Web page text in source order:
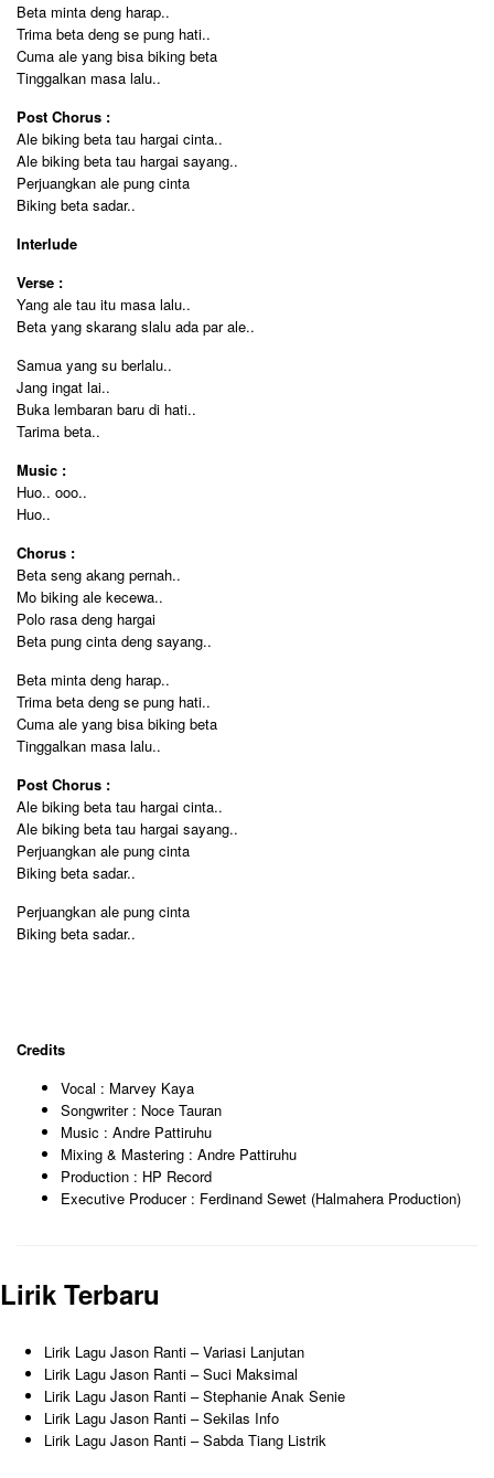
Beta minta deng harap..
Trima beta deng se pung hati..
Cuma ale yang bisa biking beta
Tinggalkan masa lalu..
Post Chorus :
Ale biking beta tau hargai cinta..
Ale biking beta tau hargai sayang..
Perjuangkan ale pung cinta
Biking beta sadar..
Interlude
Verse :
Yang ale tau itu masa lalu..
Beta yang skarang slalu ada par ale..
Samua yang su berlalu..
Jang ingat lai..
Buka lembaran baru di hati..
Tarima beta..
Music :
Huo.. ooo..
Huo..
Chorus :
Beta seng akang pernah..
Mo biking ale kecewa..
Polo rasa deng hargai
Beta pung cinta deng sayang..
Beta minta deng harap..
Trima beta deng se pung hati..
Cuma ale yang bisa biking beta
Tinggalkan masa lalu..
Post Chorus :
Ale biking beta tau hargai cinta..
Ale biking beta tau hargai sayang..
Perjuangkan ale pung cinta
Biking beta sadar..
Perjuangkan ale pung cinta
Biking beta sadar..
Credits
Vocal : Marvey Kaya
Songwriter : Noce Tauran
Music : Andre Pattiruhu
Mixing & Mastering : Andre Pattiruhu
Production : HP Record
Executive Producer : Ferdinand Sewet (Halmahera Production)
Lirik Terbaru
Lirik Lagu Jason Ranti – Variasi Lanjutan
Lirik Lagu Jason Ranti – Suci Maksimal
Lirik Lagu Jason Ranti – Stephanie Anak Senie
Lirik Lagu Jason Ranti – Sekilas Info
Lirik Lagu Jason Ranti – Sabda Tiang Listrik